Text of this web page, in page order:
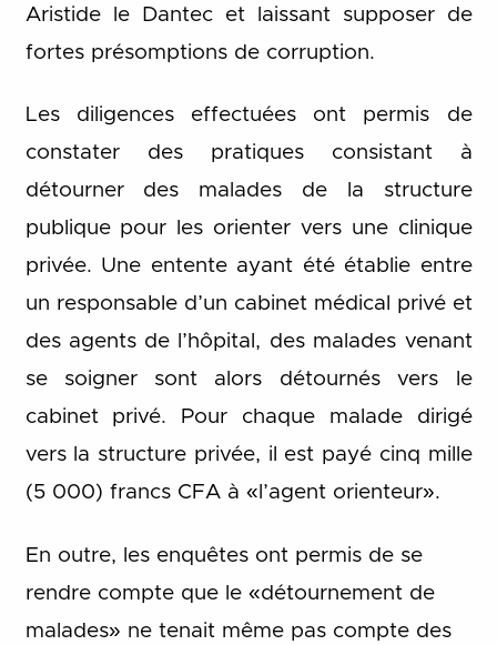
Aristide le Dantec et laissant supposer de
fortes présomptions de corruption.
Les diligences effectuées ont permis de
constater des pratiques consistant à
détourner des malades de la structure
publique pour les orienter vers une clinique
privée. Une entente ayant été établie entre
un responsable d’un cabinet médical privé et
des agents de l’hôpital, des malades venant
se soigner sont alors détournés vers le
cabinet privé. Pour chaque malade dirigé
vers la structure privée, il est payé cinq mille
(5 000) francs CFA à «l’agent orienteur».
En outre, les enquêtes ont permis de se
rendre compte que le «détournement de
malades» ne tenait même pas compte des